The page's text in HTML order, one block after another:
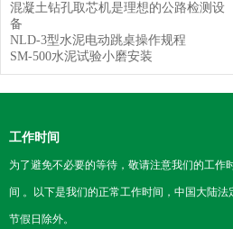
混凝土钻孔取芯机是理想的公路检测设
备
NLD-3型水泥电动跳桌操作规程
SM-500水泥试验小磨安装
工作时间
为了避免不必要的等待，敬请注意我们的工作
间 。以下是我们的正常工作时间，中国大陆法
节假日除外。